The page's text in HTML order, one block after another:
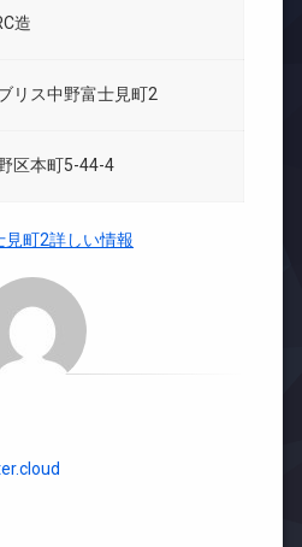
造
リス中野富士見町2
区本町5-44-4
見町2詳しい情報